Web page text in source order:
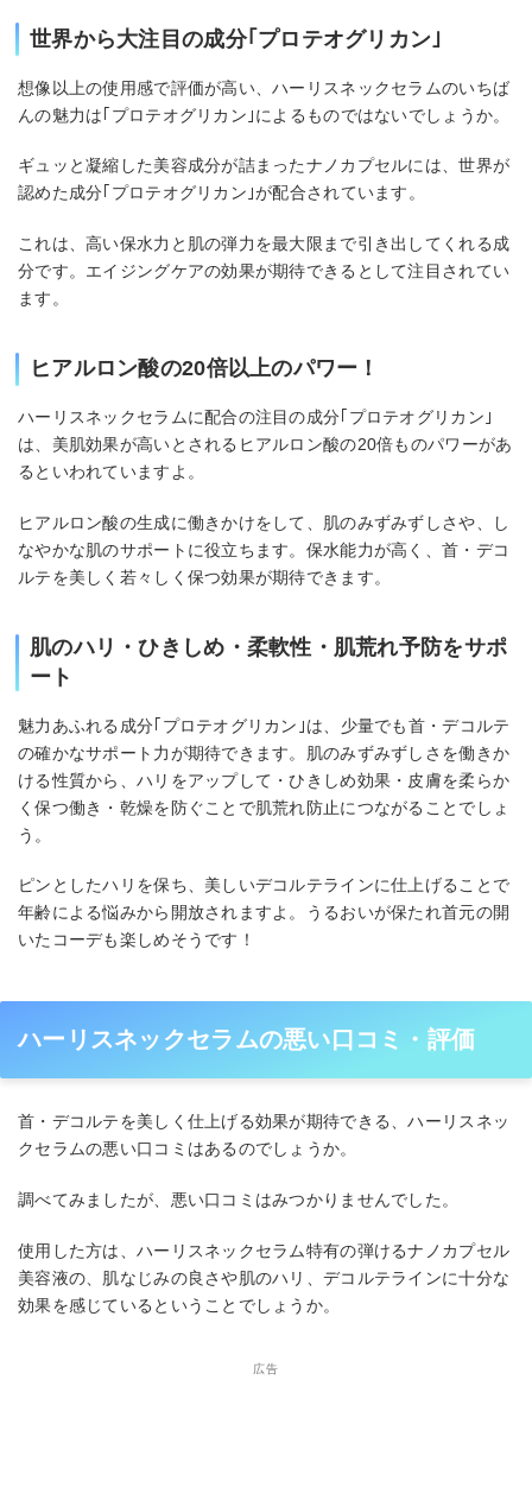
世界から大注目の成分｢プロテオグリカン｣
想像以上の使用感で評価が高い、ハーリスネックセラムのいちば
んの魅力は｢プロテオグリカン｣によるものではないでしょうか。
ギュッと凝縮した美容成分が詰まったナノカプセルには、世界が
認めた成分｢プロテオグリカン｣が配合されています。
これは、高い保水力と肌の弾力を最大限まで引き出してくれる成
分です。エイジングケアの効果が期待できるとして注目されてい
ます。
ヒアルロン酸の20倍以上のパワー！
ハーリスネックセラムに配合の注目の成分｢プロテオグリカン｣
は、美肌効果が高いとされるヒアルロン酸の20倍ものパワーがあ
るといわれていますよ。
ヒアルロン酸の生成に働きかけをして、肌のみずみずしさや、し
なやかな肌のサポートに役立ちます。保水能力が高く、首・デコ
ルテを美しく若々しく保つ効果が期待できます。
肌のハリ・ひきしめ・柔軟性・肌荒れ予防をサポ
ート
魅力あふれる成分｢プロテオグリカン｣は、少量でも首・デコルテ
の確かなサポート力が期待できます。肌のみずみずしさを働きか
ける性質から、ハリをアップして・ひきしめ効果・皮膚を柔らか
く保つ働き・乾燥を防ぐことで肌荒れ防止につながることでしょ
う。
ピンとしたハリを保ち、美しいデコルテラインに仕上げることで
年齢による悩みから開放されますよ。うるおいが保たれ首元の開
いたコーデも楽しめそうです！
ハーリスネックセラムの悪い口コミ・評価
首・デコルテを美しく仕上げる効果が期待できる、ハーリスネッ
クセラムの悪い口コミはあるのでしょうか。
調べてみましたが、悪い口コミはみつかりませんでした。
使用した方は、ハーリスネックセラム特有の弾けるナノカプセル
美容液の、肌なじみの良さや肌のハリ、デコルテラインに十分な
効果を感じているということでしょうか。
広告